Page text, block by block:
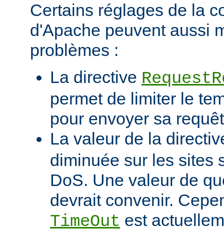
Certains réglages de la
d'Apache peuvent aussi
problèmes :
La directive
permet de limiter le
pour envoyer sa
La valeur de la
diminuée sur les sites
DoS. Une valeur de
devrait convenir.
TimeOut est